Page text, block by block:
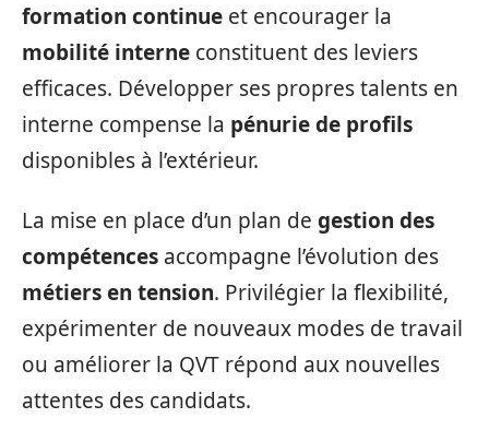
formation continue et encourager la
mobilité interne constituent des leviers
efficaces. Développer ses propres talents en
interne compense la pénurie de profils
disponibles à l’extérieur.
La mise en place d’un plan de gestion des
compétences accompagne l’évolution des
métiers en tension. Privilégier la flexibilité,
expérimenter de nouveaux modes de travail
ou améliorer la QVT répond aux nouvelles
attentes des candidats.